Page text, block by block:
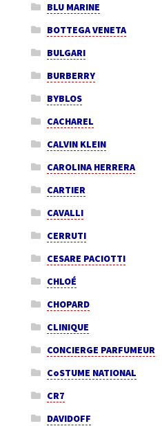
BLU MARINE
BOTTEGA VENETA
BULGARI
BURBERRY
BYBLOS
CACHAREL
CALVIN KLEIN
CAROLINA HERRERA
CARTIER
CAVALLI
CERRUTI
CESARE PACIOTTI
CHLOÉ
CHOPARD
CLINIQUE
CONCIERGE PARFUMEUR
CoSTUME NATIONAL
CR7
DAVIDOFF